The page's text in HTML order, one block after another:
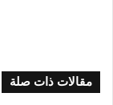
مقالات ذات صلة